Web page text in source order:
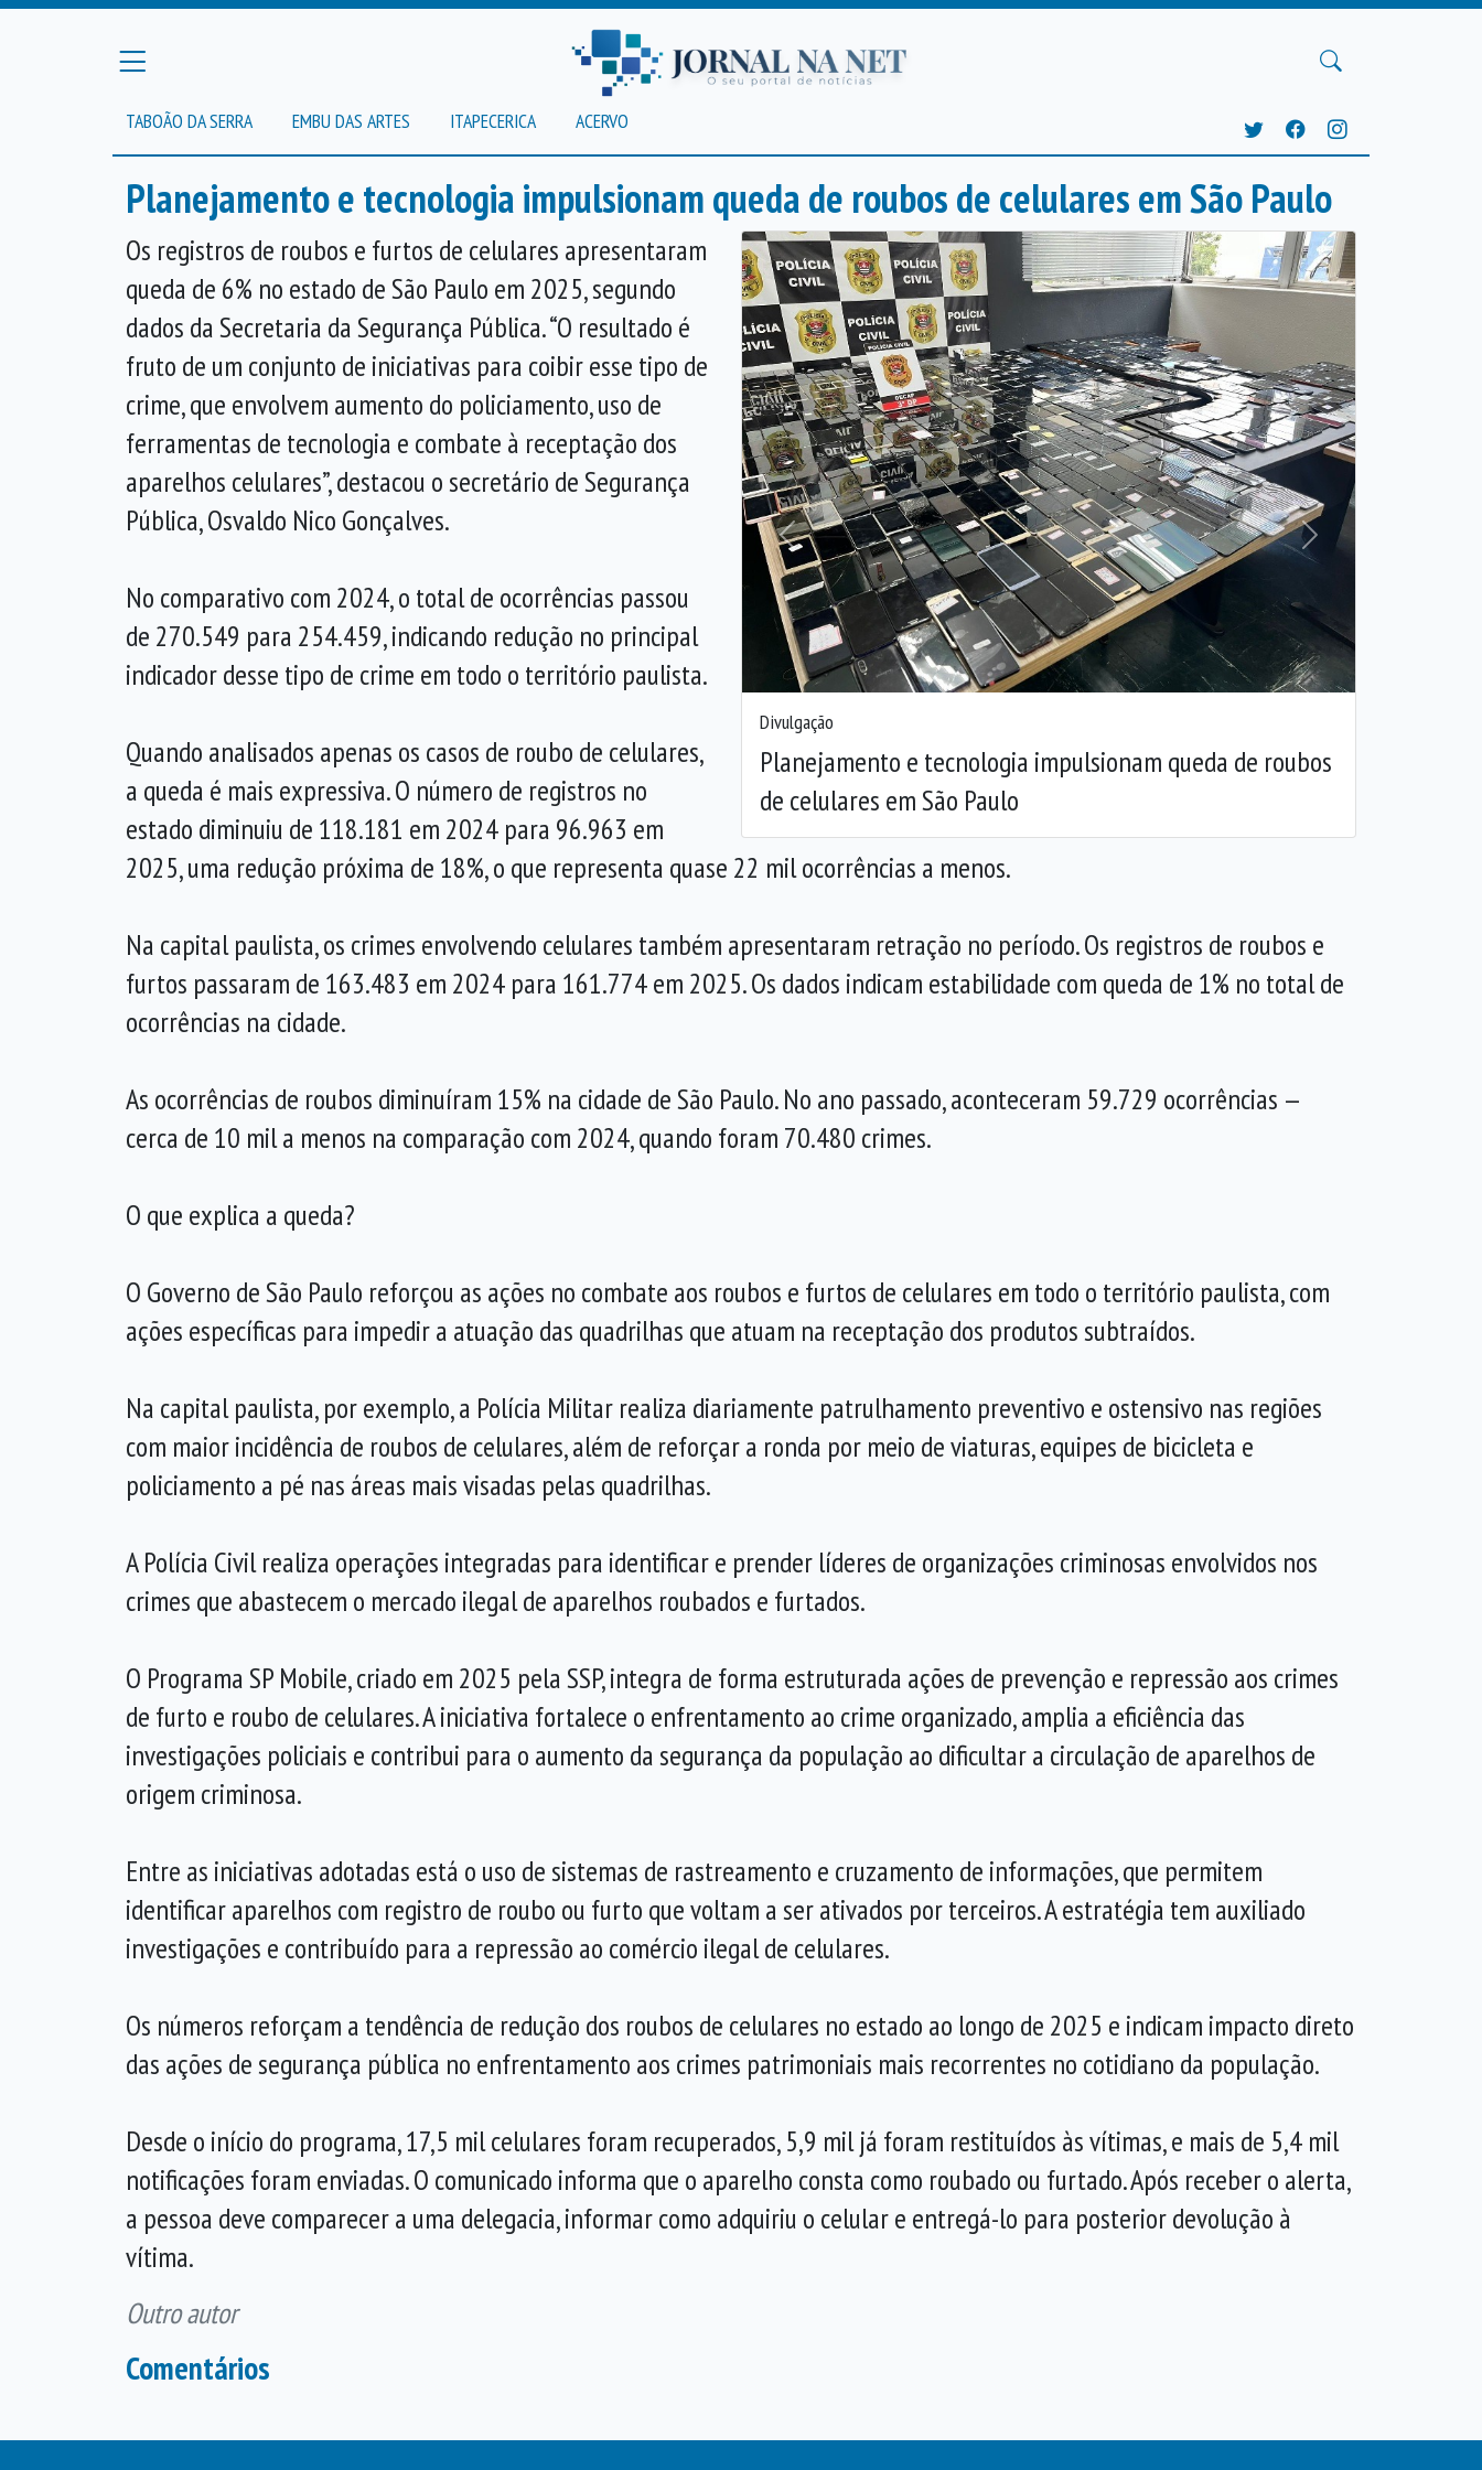
TABOÃO DA SERRA EMBU DAS ARTES ITAPECERICA ACERVO
Planejamento e tecnologia impulsionam queda de roubos de celulares em São Paulo
Divulgação
Planejamento e tecnologia impulsionam queda de roubos
de celulares em São Paulo
Anterior Próxima
Os registros de roubos e furtos de celulares apresentaram
queda de 6% no estado de São Paulo em 2025, segundo
dados da Secretaria da Segurança Pública. “O resultado é
fruto de um conjunto de iniciativas para coibir esse tipo de
crime, que envolvem aumento do policiamento, uso de
ferramentas de tecnologia e combate à receptação dos
aparelhos celulares”, destacou o secretário de Segurança
Pública, Osvaldo Nico Gonçalves.
No comparativo com 2024, o total de ocorrências passou
de 270.549 para 254.459, indicando redução no principal
indicador desse tipo de crime em todo o território paulista.
Quando analisados apenas os casos de roubo de celulares,
a queda é mais expressiva. O número de registros no
estado diminuiu de 118.181 em 2024 para 96.963 em
2025, uma redução próxima de 18%, o que representa quase 22 mil ocorrências a menos.
Na capital paulista, os crimes envolvendo celulares também apresentaram retração no período. Os registros de roubos e
furtos passaram de 163.483 em 2024 para 161.774 em 2025. Os dados indicam estabilidade com queda de 1% no total de
ocorrências na cidade.
As ocorrências de roubos diminuíram 15% na cidade de São Paulo. No ano passado, aconteceram 59.729 ocorrências —
cerca de 10 mil a menos na comparação com 2024, quando foram 70.480 crimes.
O que explica a queda?
O Governo de São Paulo reforçou as ações no combate aos roubos e furtos de celulares em todo o território paulista, com
ações específicas para impedir a atuação das quadrilhas que atuam na receptação dos produtos subtraídos.
Na capital paulista, por exemplo, a Polícia Militar realiza diariamente patrulhamento preventivo e ostensivo nas regiões
com maior incidência de roubos de celulares, além de reforçar a ronda por meio de viaturas, equipes de bicicleta e
policiamento a pé nas áreas mais visadas pelas quadrilhas.
A Polícia Civil realiza operações integradas para identificar e prender líderes de organizações criminosas envolvidos nos
crimes que abastecem o mercado ilegal de aparelhos roubados e furtados.
O Programa SP Mobile, criado em 2025 pela SSP, integra de forma estruturada ações de prevenção e repressão aos crimes
de furto e roubo de celulares. A iniciativa fortalece o enfrentamento ao crime organizado, amplia a eficiência das
investigações policiais e contribui para o aumento da segurança da população ao dificultar a circulação de aparelhos de
origem criminosa.
Entre as iniciativas adotadas está o uso de sistemas de rastreamento e cruzamento de informações, que permitem
identificar aparelhos com registro de roubo ou furto que voltam a ser ativados por terceiros. A estratégia tem auxiliado
investigações e contribuído para a repressão ao comércio ilegal de celulares.
Os números reforçam a tendência de redução dos roubos de celulares no estado ao longo de 2025 e indicam impacto direto
das ações de segurança pública no enfrentamento aos crimes patrimoniais mais recorrentes no cotidiano da população.
Desde o início do programa, 17,5 mil celulares foram recuperados, 5,9 mil já foram restituídos às vítimas, e mais de 5,4 mil
notificações foram enviadas. O comunicado informa que o aparelho consta como roubado ou furtado. Após receber o alerta,
a pessoa deve comparecer a uma delegacia, informar como adquiriu o celular e entregá-lo para posterior devolução à
vítima.
Outro autor
Comentários